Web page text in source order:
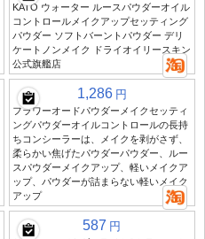
KATO ウォーター ルースパウダーオイル
コントロールメイクアップセッティング
パウダー ソフトバーントパウダー デリ
ケートノンメイク ドライオイリースキン
公式旗艦店
1,286 円
フラワーオードパウダーメイクセッティ
ングパウダーオイルコントロールの長持
ちコンシーラーは、メイクを剥がさず、
柔らかい焦げたパウダーパウダー、ルー
スパウダーメイクアップ、軽いメイクア
ップ、パウダーが詰まらない軽いメイク
アップ
587 円